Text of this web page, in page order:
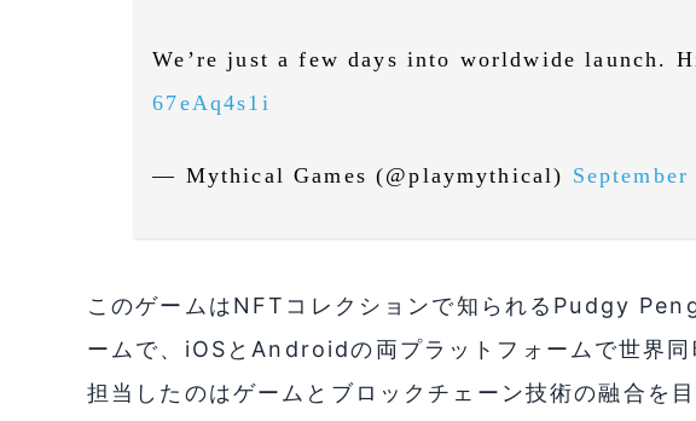
We’re just a few days into worldwide launch.
67eAq4s1i
— Mythical Games (@playmythical)
このゲームはNFTコレクションで知られるPudgy
ームで、iOSとAndroidの両プラットフォームで世界同
担当したのはゲームとブロックチェーン技術の融合を